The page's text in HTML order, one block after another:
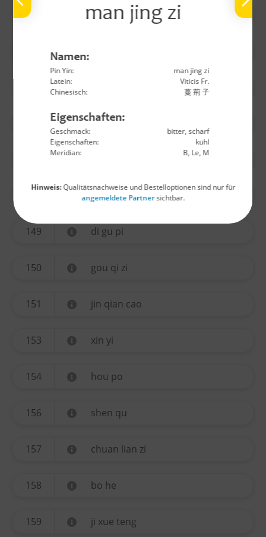
man jing zi
Namen:
Pin Yin:
man jing zi
Latein:
Viticis Fr.
Chinesisch:
蔓 荊 子
Eigenschaften:
Geschmack:
bitter, scharf
Eigenschaften:
kühl
Meridian:
B, Le, M
Hinweis:Qualitätsnachweise und Bestelloptionen sind nur für
angemeldete Partnersichtbar.
140 wu yao
long yan rou
sang ji sheng
149 di gu pi
150 gou qi zi
151 jin qian cao
153 xin yi
154 hou po
156 shen qu
157 chuan lian zi
158 bo he
159 ji xue teng